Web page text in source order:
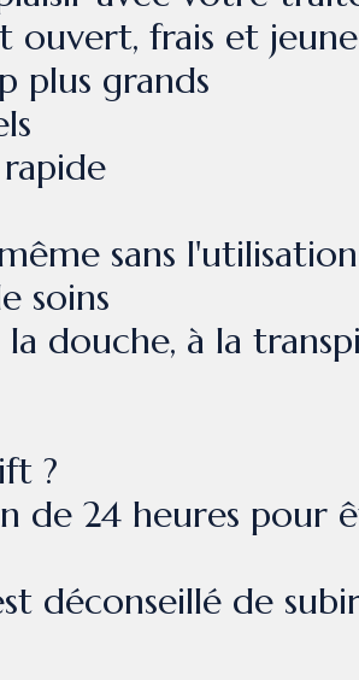
ouvert, frais et jeune
plus grands
sans
soins
la douche, à la
?
de 24 heures pour
déconseillé de